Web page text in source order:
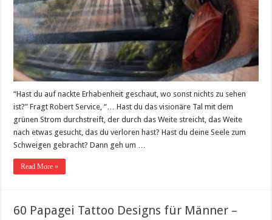
“Hast du auf nackte Erhabenheit geschaut, wo sonst nichts zu sehen
ist?” Fragt Robert Service, “… Hast du das visionäre Tal mit dem
grünen Strom durchstreift, der durch das Weite streicht, das Weite
nach etwas gesucht, das du verloren hast? Hast du deine Seele zum
Schweigen gebracht? Dann geh um …
Read More »
60 Papagei Tattoo Designs für Männer –